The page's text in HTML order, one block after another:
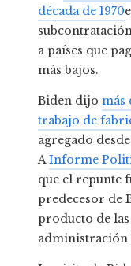
década de 1970
a países que
más bajos.
Biden dijo más
trabajo de
agregado
AInforme
que el repunte
predecesor de
producto de
administración